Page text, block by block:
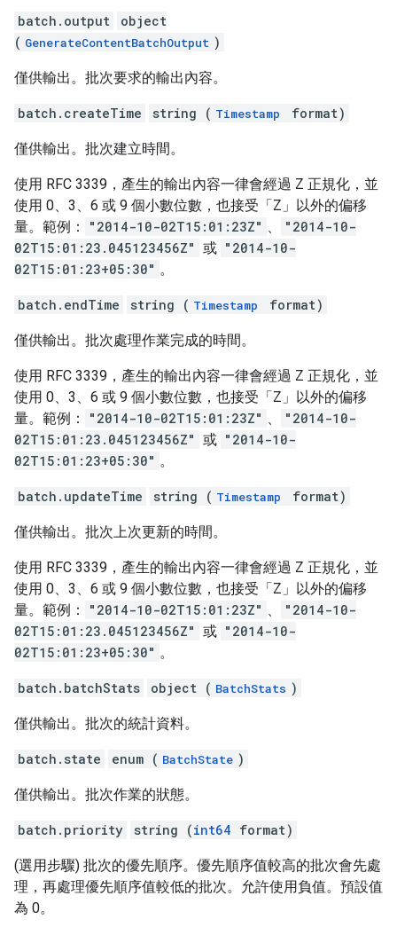
batch.output
object
( GenerateContentBatchOutput )
僅供輸出。批次要求的輸出內容。
batch.createTime string ( Timestamp format)
僅供輸出。批次建立時間。
使用 RFC 3339，產生的輸出內容一律會經過 Z 正規化，並
使用 0、3、6 或 9 個小數位數，也接受「Z」以外的偏移
量。範例：
"2014-10-02T15:01:23Z" 、
"2014-10-
02T15:01:23.045123456Z" 或 "2014-10-
02T15:01:23+05:30" 。
batch.endTime string ( Timestamp format)
僅供輸出。批次處理作業完成的時間。
使用 RFC 3339，產生的輸出內容一律會經過 Z 正規化，並
使用 0、3、6 或 9 個小數位數，也接受「Z」以外的偏移
量。範例：
"2014-10-02T15:01:23Z" 、
"2014-10-
02T15:01:23.045123456Z" 或 "2014-10-
02T15:01:23+05:30" 。
batch.updateTime string ( Timestamp format)
僅供輸出。批次上次更新的時間。
使用 RFC 3339，產生的輸出內容一律會經過 Z 正規化，並
使用 0、3、6 或 9 個小數位數，也接受「Z」以外的偏移
量。範例：
"2014-10-02T15:01:23Z" 、
"2014-10-
02T15:01:23.045123456Z" 或 "2014-10-
02T15:01:23+05:30" 。
batch.batchStats object ( BatchStats )
僅供輸出。批次的統計資料。
batch.state enum ( BatchState )
僅供輸出。批次作業的狀態。
batch.priority string (int64 format)
(選用步驟) 批次的優先順序。優先順序值較高的批次會先處
理，再處理優先順序值較低的批次。允許使用負值。預設值
為 0。